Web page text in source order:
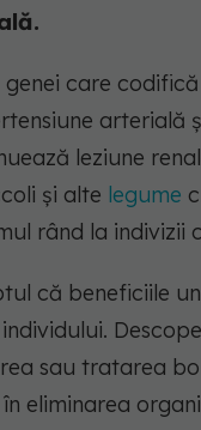
care
leziune
și alte legume
rând la indivizii
că beneficiile
sau tratarea
eliminarea